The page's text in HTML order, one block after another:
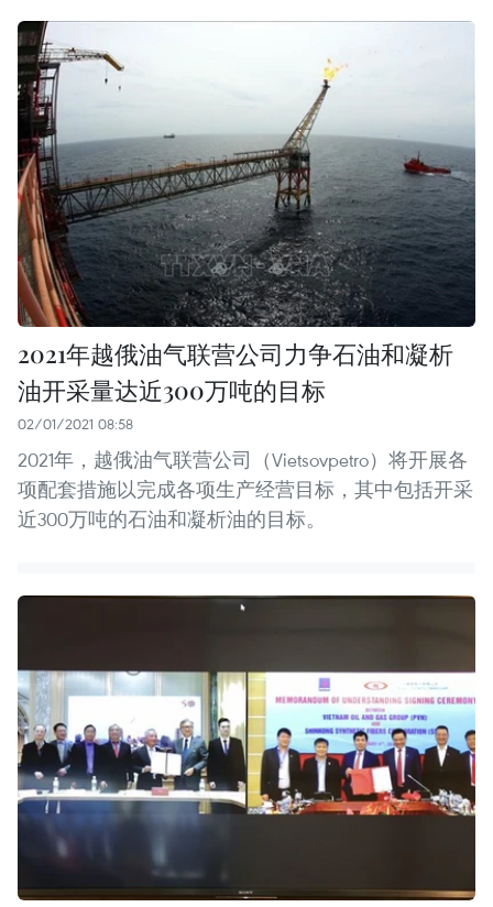
2021年越俄油气联营公司力争石油和凝析
油开采量达近300万吨的目标
02/01/2021 08:58
2021年，越俄油气联营公司（Vietsovpetro）将开展各
项配套措施以完成各项生产经营目标，其中包括开采
近300万吨的石油和凝析油的目标。